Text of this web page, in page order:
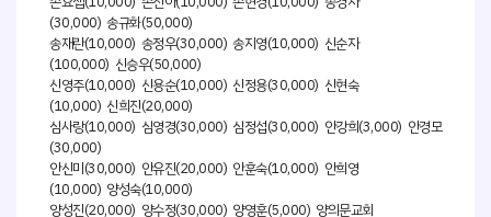
(30,000) 송규화(50,000)
송재란(10,000) 송정우(30,000) 송지영(10,000) 신순자
(100,000) 신승우(50,000)
신영주(10,000) 신용순(10,000) 신정용(30,000) 신현숙
(10,000) 신희진(20,000)
심사랑(10,000) 심영경(30,000) 심정섭(30,000) 안강희(3,000) 안경모
(30,000)
안신미(30,000) 안유진(20,000) 안훈숙(10,000) 안희영
(10,000) 양성숙(10,000)
양성진(20,000) 양수정(30,000) 양영훈(5,000) 양의문교회